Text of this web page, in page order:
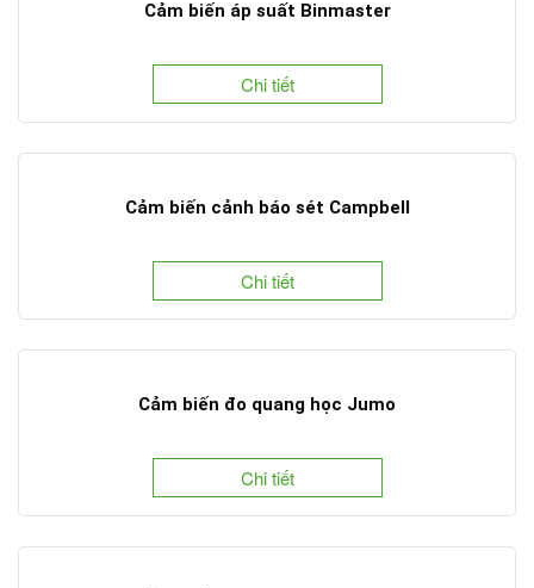
Cảm biến áp suất Binmaster
Chi tiết
Cảm biến cảnh báo sét Campbell
Chi tiết
Cảm biến đo quang học Jumo
Chi tiết